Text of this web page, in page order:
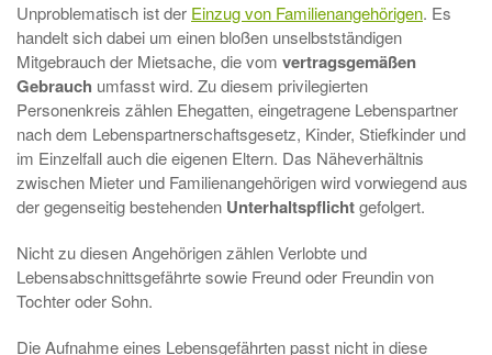
Unproblematisch ist der Einzug von Familienangehörigen. Es
handelt sich dabei um einen bloßen unselbstständigen
Mitgebrauch der Mietsache, die vom vertragsgemäßen
Gebrauch umfasst wird. Zu diesem privilegierten
Personenkreis zählen Ehegatten, eingetragene Lebenspartner
nach dem Lebenspartnerschaftsgesetz, Kinder, Stiefkinder und
im Einzelfall auch die eigenen Eltern. Das Näheverhältnis
zwischen Mieter und Familienangehörigen wird vorwiegend aus
der gegenseitig bestehenden Unterhaltspflichtgefolgert.
Nicht zu diesen Angehörigen zählen Verlobte und
Lebensabschnittsgefährte sowie Freund oder Freundin von
Tochter oder Sohn.
Die Aufnahme eines Lebensgefährten passt nicht in diese